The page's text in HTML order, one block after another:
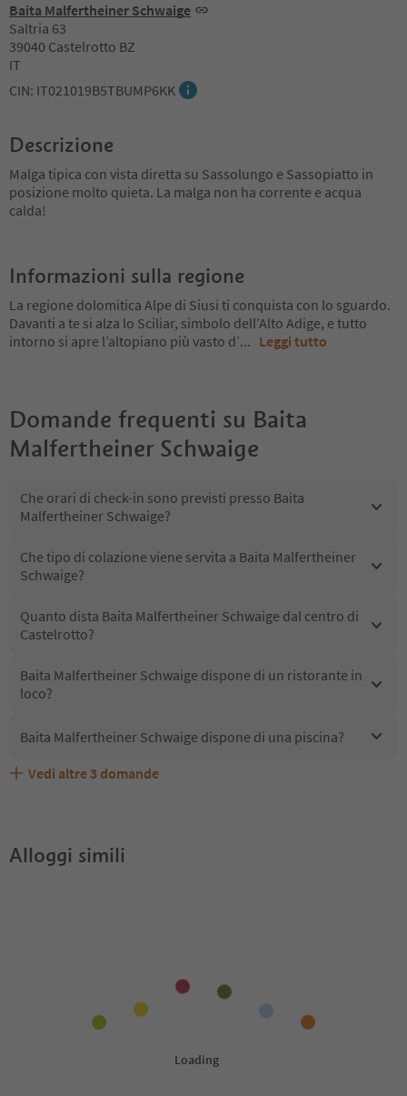
Baita Malfertheiner Schwaige
Saltria 63
39040 Castelrotto BZ
IT
CIN: IT021019B5TBUMP6KK
Descrizione
Malga tipica con vista diretta su Sassolungo e Sassopiatto in
posizione molto quieta. La malga non ha corrente e acqua
calda!
Informazioni sulla regione
La regione dolomitica Alpe di Siusi ti conquista con lo sguardo.
Davanti a te si alza lo Sciliar, simbolo dell’Alto Adige, e tutto
intorno si apre l’altopiano più vasto d’... Leggi tutto
Domande frequenti su Baita
Malfertheiner Schwaige
Che orari di check-in sono previsti presso Baita
Malfertheiner Schwaige?
Che tipo di colazione viene servita a Baita Malfertheiner
Schwaige?
Quanto dista Baita Malfertheiner Schwaige dal centro di
Castelrotto?
Baita Malfertheiner Schwaige dispone di un ristorante in
loco?
Baita Malfertheiner Schwaige dispone di una piscina?
Baita Malfertheiner Schwaige accetta animali domestici?
Quali servizi/attività sono disponibili presso Baita
Gli ospiti di Baita Malfertheiner Schwaige ricevono l'Alto
Vedi altre 3 domande
Alloggi simili